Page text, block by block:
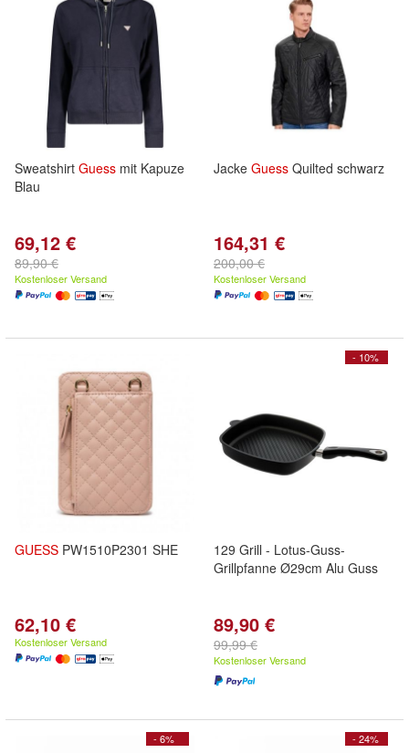
Sweatshirt Guess mit Kapuze
Blau
69,12 €
89,90 €
Kostenloser Versand
Jacke Guess Quilted schwarz
164,31 €
200,00 €
Kostenloser Versand
GUESS PW1510P2301 SHE
62,10 €
Kostenloser Versand
- 10%
129 Grill - Lotus-Guss-
Grillpfanne Ø29cm Alu Guss
89,90 €
99,99 €
Kostenloser Versand
- 6% - 24%